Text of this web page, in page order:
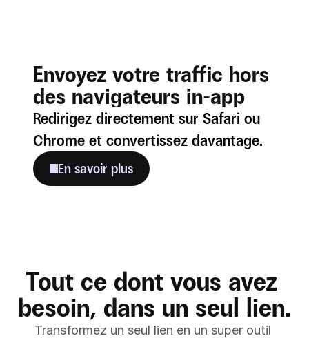
Envoyez votre traffic hors
des navigateurs in-app
Redirigez directement sur Safari ou
Chrome et convertissez davantage.
En savoir plus
Tout ce dont vous avez
besoin, dans un seul lien.
Transformez un seul lien en un super outil